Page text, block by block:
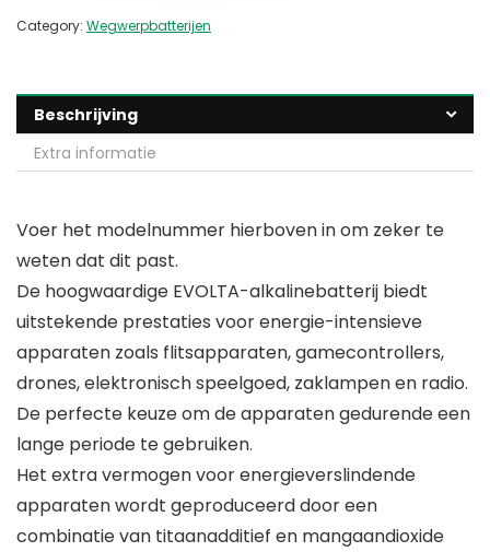
Category: Wegwerpbatterijen
Beschrijving
Extra informatie
Voer het modelnummer hierboven in om zeker te
weten dat dit past.
De hoogwaardige EVOLTA-alkalinebatterij biedt
uitstekende prestaties voor energie-intensieve
apparaten zoals flitsapparaten, gamecontrollers,
drones, elektronisch speelgoed, zaklampen en radio.
De perfecte keuze om de apparaten gedurende een
lange periode te gebruiken.
Het extra vermogen voor energieverslindende
apparaten wordt geproduceerd door een
combinatie van titaanadditief en mangaandioxide